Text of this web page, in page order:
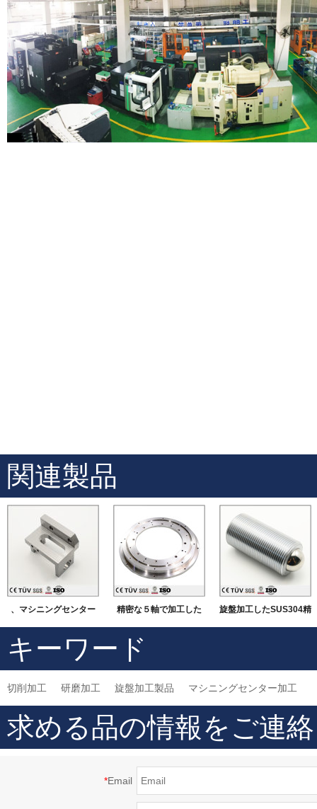
関連製品
、マシニングセンター
にて加工したSUS材質
機械部品
精密な５軸で加工した
機械部品
旋盤加工したSUS304精
密部品 大連高品質金属
キーワード
切削加工 研磨加工 旋盤加工製品 マシニングセンター加工
求める品の情報をご連
*Email